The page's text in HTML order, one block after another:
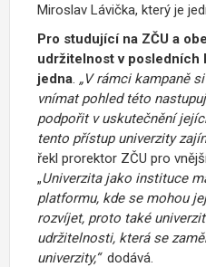
Miroslav Lávička, který je
Pro studující na ZČU a
udržitelnost v posledních
jedna. „V rámci kampaně
vnímat pohled této
podpořit v uskutečnění
tento přístup univerzity
řekl prorektor ZČU pro
„Univerzita jako instituce
platformu, kde se mohou
rozvíjet, proto také
udržitelnosti, která se
univerzity,“dodává.